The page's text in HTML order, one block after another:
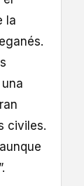
la
civiles.